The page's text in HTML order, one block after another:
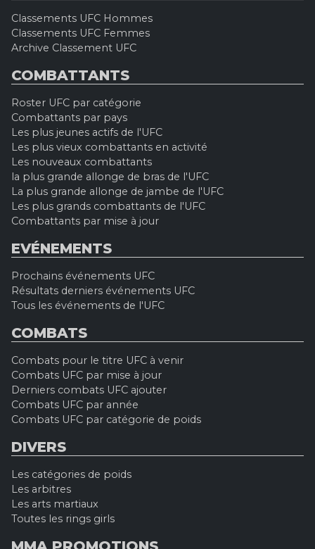
Classements UFC Hommes
Classements UFC Femmes
Archive Classement UFC
COMBATTANTS
Roster UFC par catégorie
Combattants par pays
Les plus jeunes actifs de l'UFC
Les plus vieux combattants en activité
Les nouveaux combattants
la plus grande allonge de bras de l'UFC
La plus grande allonge de jambe de l'UFC
Les plus grands combattants de l'UFC
Combattants par mise à jour
EVÉNEMENTS
Prochains événements UFC
Résultats derniers événements UFC
Tous les événements de l'UFC
COMBATS
Combats pour le titre UFC à venir
Combats UFC par mise à jour
Derniers combats UFC ajouter
Combats UFC par année
Combats UFC par catégorie de poids
DIVERS
Les catégories de poids
Les arbitres
Les arts martiaux
Toutes les rings girls